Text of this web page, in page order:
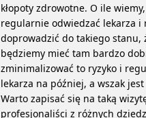
kłopoty zdrowotne. O ile
regularnie odwiedzać lekarza i
doprowadzić do takiego stanu,
będziemy mieć tam bardzo
zminimalizować to ryzyko i
lekarza na później, a wszak
Warto zapisać się na taką
profesjonaliści z różnych